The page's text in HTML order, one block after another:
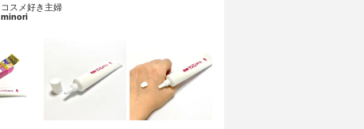
コスメ好き主婦
minori